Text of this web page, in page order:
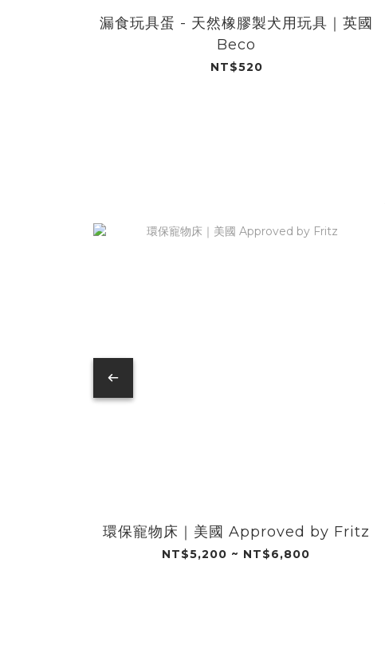
漏食玩具蛋 - 天然橡膠製犬用玩具｜英國
Beco
NT$520
環保寵物床｜美國 Approved by Fritz
NT$5,200 ~ NT$6,800